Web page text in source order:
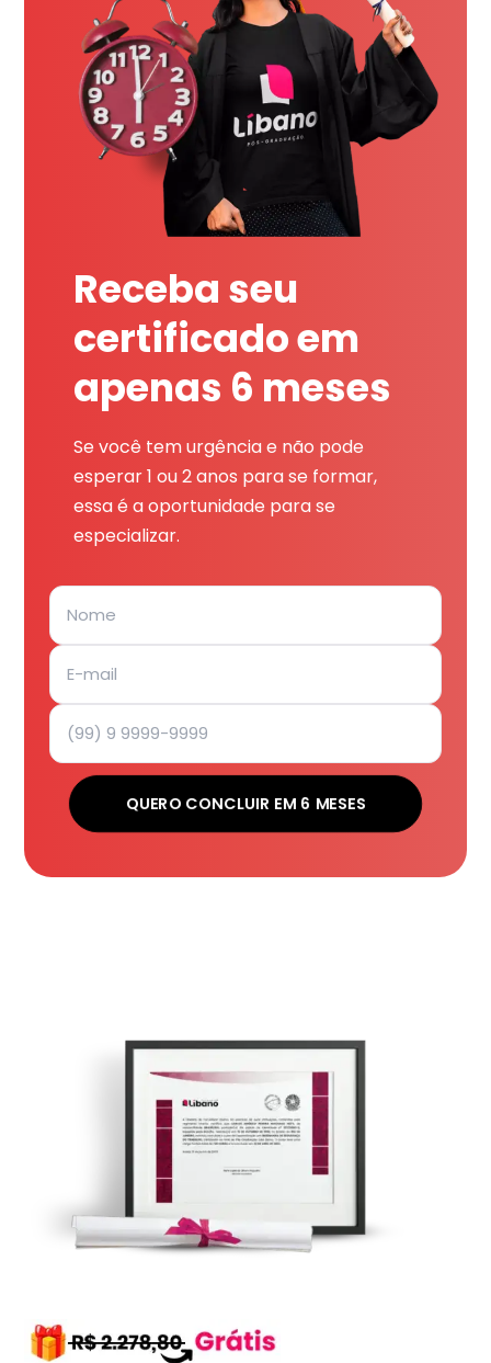
Receba seu
certificado em
apenas 6 meses
Se você tem urgência e não pode
esperar 1 ou 2 anos para se formar,
essa é a oportunidade para se
especializar.
QUERO CONCLUIR EM 6 MESES